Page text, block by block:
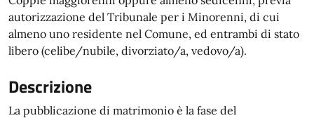
autorizzazione del Tribunale per i Minorenni, di cui
almeno uno residente nel Comune, ed entrambi di stato
libero (celibe/nubile, divorziato/a, vedovo/a).
Descrizione
La pubblicazione di matrimonio è la fase del